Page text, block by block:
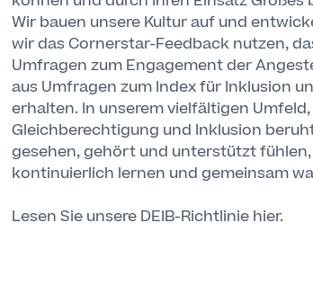
Wir bauen unsere Kultur auf und
wir das Cornerstar-Feedback nutzen,
Umfragen zum Engagement der
aus Umfragen zum Index für Inklusion
erhalten. In unserem vielfältigen
Gleichberechtigung und Inklusion
gesehen, gehört und unterstützt fühlen,
kontinuierlich lernen und gemeinsam
Lesen Sie unsere DEIB-Richtlinie hier.